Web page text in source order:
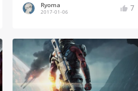
Ryoma
2017-01-06 7